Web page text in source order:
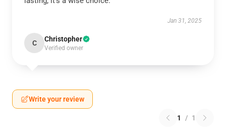
Jan 31, 2025
C Christopher
Verified owner
Write your review
1 / 1